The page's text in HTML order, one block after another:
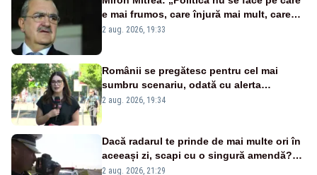
e mai frumos, care înjură mai mult, care
țipă mai tare, ci pe proiecte”
2 aug. 2026, 19:33
Românii se pregătesc pentru cel mai
sumbru scenariu, odată cu alerta
energetică
2 aug. 2026, 19:34
Dacă radarul te prinde de mai multe ori în
aceeași zi, scapi cu o singură amendă?
Ce spune legea
2 aug. 2026, 21:29